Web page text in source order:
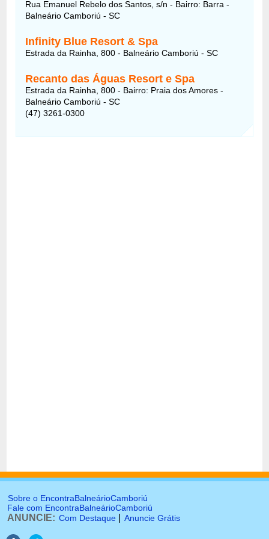
Rua Emanuel Rebelo dos Santos, s/n - Bairro: Barra -
Balneário Camboriú - SC
Infinity Blue Resort & Spa
Estrada da Rainha, 800 - Balneário Camboriú - SC
Recanto das Águas Resort e Spa
Estrada da Rainha, 800 - Bairro: Praia dos Amores -
Balneário Camboriú - SC
(47) 3261-0300
Sobre o EncontraBalneárioCamboriú
Fale com EncontraBalneárioCamboriú
ANUNCIE: Com Destaque Anuncie Grátis